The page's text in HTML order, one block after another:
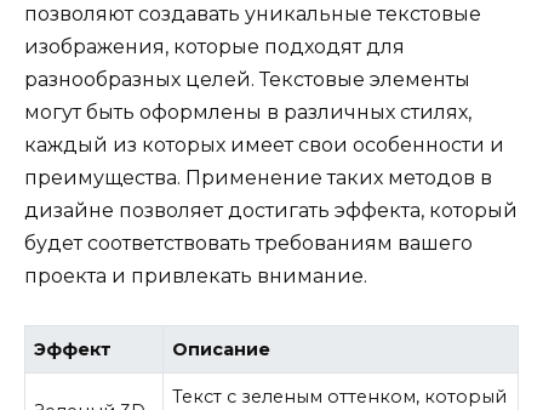
позволяют создавать уникальные текстовые
изображения, которые подходят для
разнообразных целей. Текстовые элементы
могут быть оформлены в различных стилях,
каждый из которых имеет свои особенности и
преимущества. Применение таких методов в
дизайне позволяет достигать эффекта, который
будет соответствовать требованиям вашего
проекта и привлекать внимание.
Эффект Описание
Текст с зеленым оттенком, который